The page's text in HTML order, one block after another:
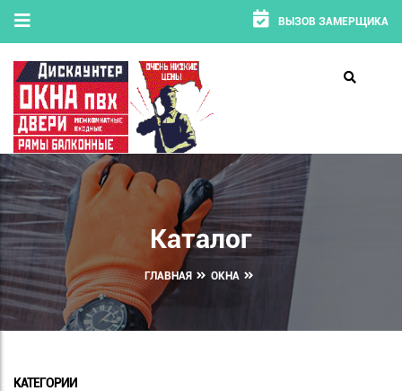
ВЫЗОВ ЗАМЕРЩИКА
Каталог
ГЛАВНАЯ ОКНА
КАТЕГОРИИ